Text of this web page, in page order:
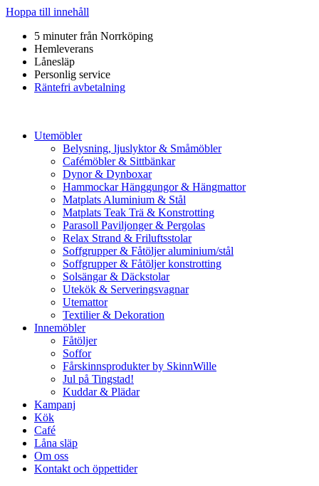
Hoppa till innehåll
5 minuter från Norrköping
Hemleverans
Lånesläp
Personlig service
Räntefri avbetalning
Utemöbler
Belysning, ljuslyktor & Småmöbler
Cafémöbler & Sittbänkar
Dynor & Dynboxar
Hammockar Hänggungor & Hängmattor
Matplats Aluminium & Stål
Matplats Teak Trä & Konstrotting
Parasoll Paviljonger & Pergolas
Relax Strand & Friluftsstolar
Soffgrupper & Fåtöljer aluminium/stål
Soffgrupper & Fåtöljer konstrotting
Solsängar & Däckstolar
Utekök & Serveringsvagnar
Utemattor
Textilier & Dekoration
Innemöbler
Fåtöljer
Soffor
Fårskinnsprodukter by SkinnWille
Jul på Tingstad!
Kuddar & Plädar
Kampanj
Kök
Café
Låna släp
Om oss
Kontakt och öppettider